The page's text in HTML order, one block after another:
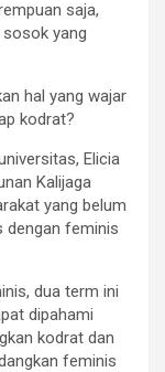
saja,
yang
hal yang wajar
kodrat?
Elicia
Kalijaga
yang belum
dengan feminis
dua term ini
dipahami
kodrat dan
feminis